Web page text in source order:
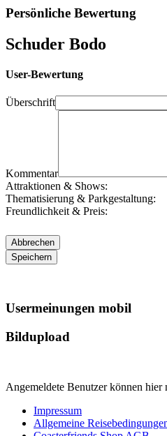
Persönliche Bewertung
Schuder Bodo
User-Bewertung
Überschrift
Kommentar
Attraktionen & Shows:
Thematisierung & Parkgestaltung:
Freundlichkeit & Preis:
Usermeinungen mobil
Bildupload
Angemeldete Benutzer können hier
Impressum
Allgemeine